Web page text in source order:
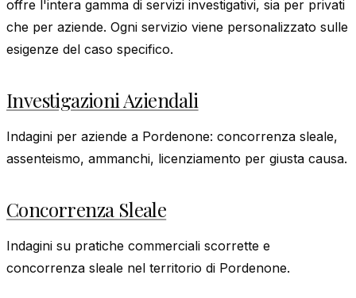
offre l'intera gamma di servizi investigativi, sia per privati
che per aziende. Ogni servizio viene personalizzato sulle
esigenze del caso specifico.
Investigazioni Aziendali
Indagini per aziende a Pordenone: concorrenza sleale,
assenteismo, ammanchi, licenziamento per giusta causa.
Concorrenza Sleale
Indagini su pratiche commerciali scorrette e
concorrenza sleale nel territorio di Pordenone.